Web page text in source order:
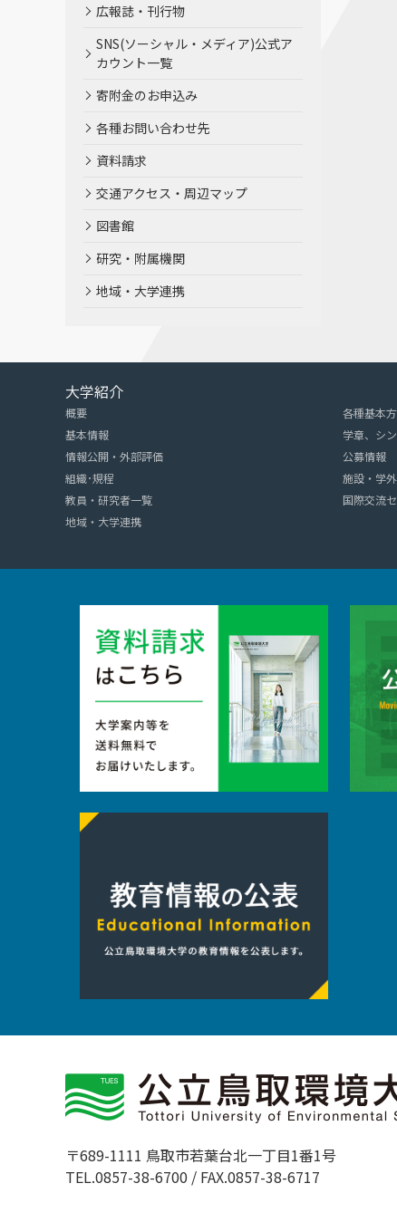
広報誌・刊行物
SNS(ソーシャル・メディア)公式ア
カウント一覧
寄附金のお申込み
各種お問い合わせ先
資料請求
交通アクセス・周辺マップ
図書館
研究・附属機関
地域・大学連携
大学紹介
概要
基本情報
情報公開・外部評価
組織･規程
教員・研究者一覧
各種基本
学章、シ
公募情報
施設・学
国際交流
地域・大学連携
〒689-1111 鳥取市若葉台北一丁目1番1号
TEL.0857-38-6700 / FAX.0857-38-6717